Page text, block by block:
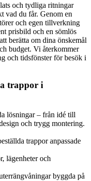
och tydliga ritningar
vad du får. Genom en
och egen tillverkning
prisbild och en sömlös
berätta om dina önskemål
budget. Vi återkommer
och tidsfönster för besök i
trappor i
lösningar – från idé till
och trygg montering.
trappor anpassade
lägenheter och
byggda på